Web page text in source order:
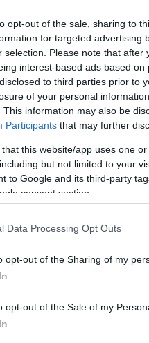
opt-out of the sale, sharing to
for targeted advertising
selection. Please note that
interest-based ads based
to third parties prior to
of your personal
This information may also be
Participants that may further
that this website/app uses one
but not limited to your
to Google and its third-party
consent section.
Data Processing Opt Outs
opt-out of the Sharing of my
opt-out of the Sale of my
NOV. 13.
a szaúdi
1-et is tulajdonló Liberty
fel a sport jövője kapcsán.